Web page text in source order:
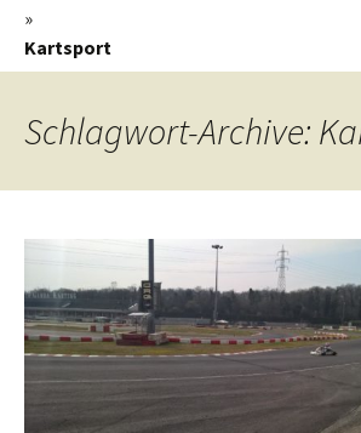
»
Kartsport
Schlagwort-Archive: